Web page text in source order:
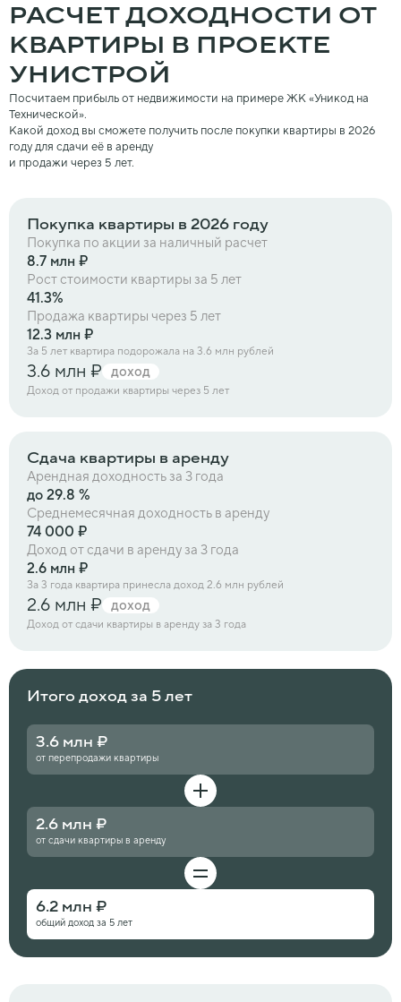
РАСЧЕТ ДОХОДНОСТИ ОТ
КВАРТИРЫ В ПРОЕКТЕ
УНИСТРОЙ
Посчитаем прибыль от недвижимости на примере ЖК «Уникод на
Технической».
Какой доход вы сможете получить после покупки квартиры в 2026
году для сдачи её в аренду
и продажи через 5 лет.
Покупка квартиры в 2026 году
Покупка по акции за наличный расчет
8.7 млн ₽
Рост стоимости квартиры за 5 лет
41.3%
Продажа квартиры через 5 лет
12.3 млн ₽
За 5 лет квартира подорожала на 3.6 млн рублей
3.6 млн ₽ доход
Доход от продажи квартиры через 5 лет
Сдача квартиры в аренду
Арендная доходность за 3 года
до 29.8 %
Среднемесячная доходность в аренду
74 000 ₽
Доход от сдачи в аренду за 3 года
2.6 млн ₽
За 3 года квартира принесла доход 2.6 млн рублей
2.6 млн ₽ доход
Доход от сдачи квартиры в аренду за 3 года
Итого доход за 5 лет
3.6 млн ₽
от перепродажи квартиры
2.6 млн ₽
от сдачи квартиры в аренду
6.2 млн ₽
общий доход за 5 лет